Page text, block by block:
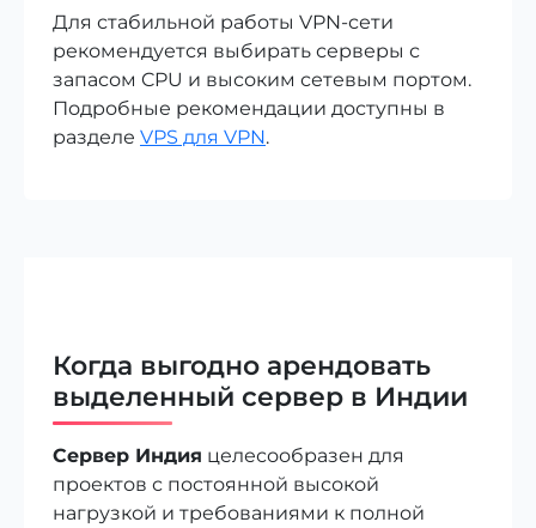
Для стабильной работы VPN-сети
рекомендуется выбирать серверы с
запасом CPU и высоким сетевым портом.
Подробные рекомендации доступны в
разделе VPS для VPN.
Когда выгодно арендовать
выделенный сервер в Индии
Сервер Индия целесообразен для
проектов с постоянной высокой
нагрузкой и требованиями к полной